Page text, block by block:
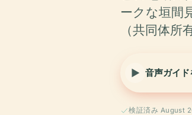
ークな垣間
（共同体所
音声ガイド
検証済み August